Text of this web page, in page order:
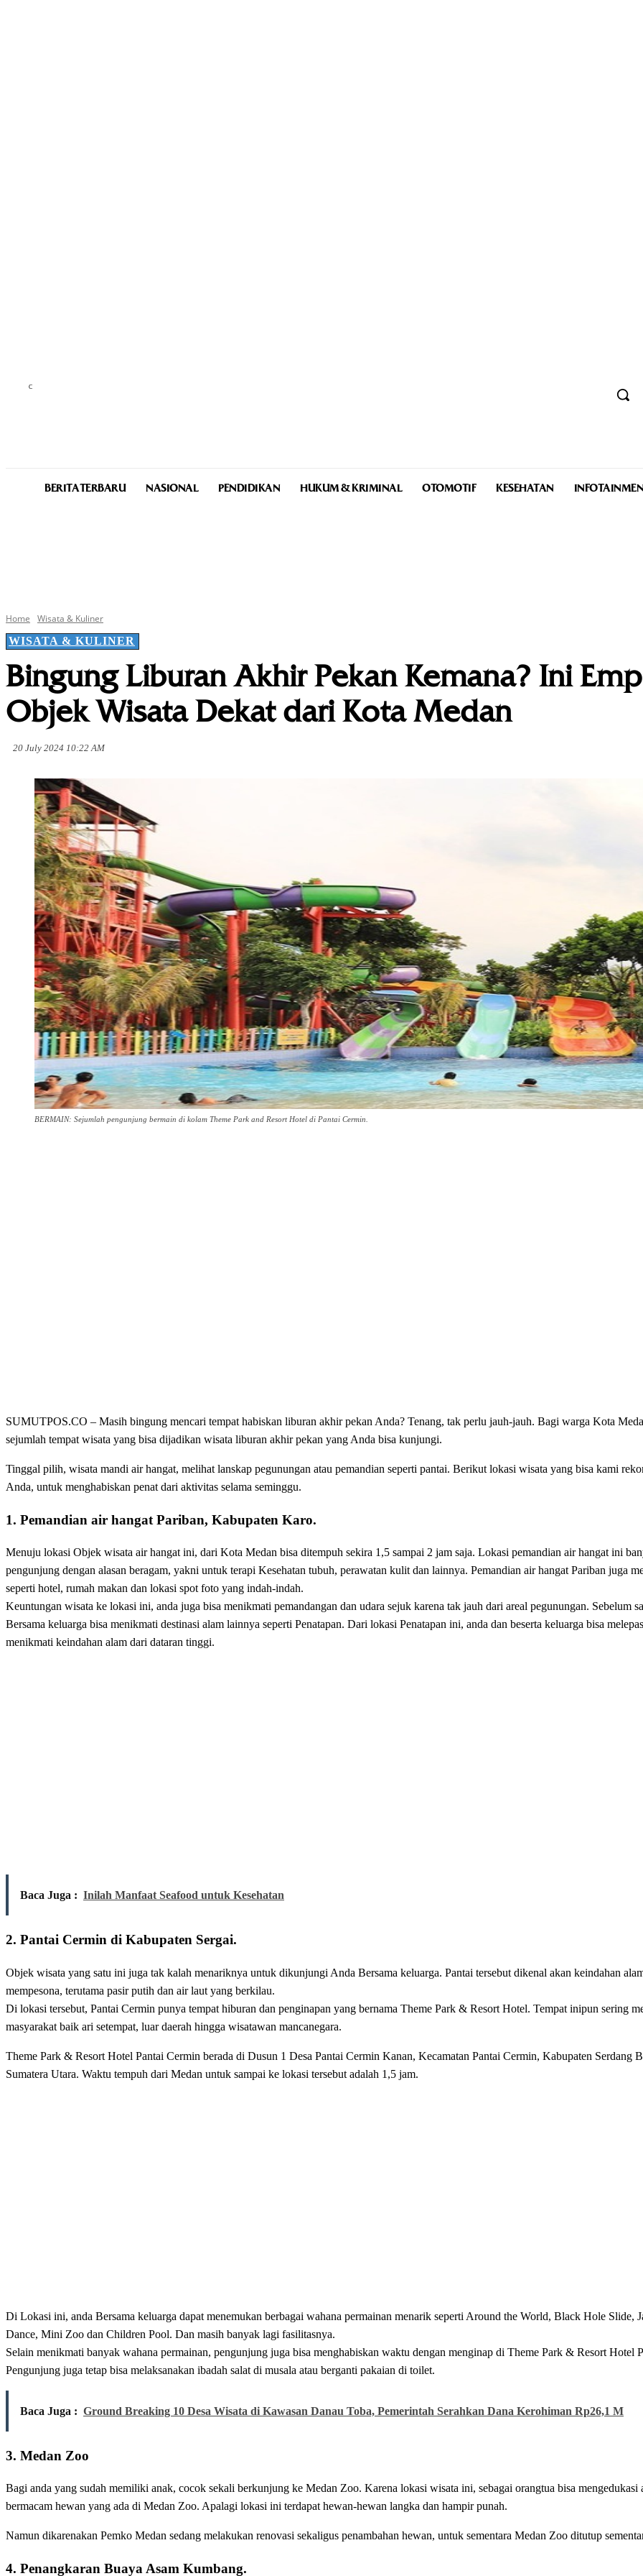
C
BERITA TERBARU NASIONAL PENDIDIKAN HUKUM & KRIMINAL OTOMOTIF KESEHATAN
Home
Wisata & Kuliner
WISATA & KULINER
Bingung Liburan Akhir Pekan Kemana? Ini
Objek Wisata Dekat dari Kota Medan
20 July 2024 10:22 AM
BERMAIN: Sejumlah pengunjung bermain di kolam Theme Park and Resort Hotel di Pantai Cermin.
SUMUTPOS.CO – Masih bingung mencari tempat habiskan liburan akhir pekan Anda? Tenang, tak perlu jauh-jauh. Bagi warga Kota
sejumlah tempat wisata yang bisa dijadikan wisata liburan akhir pekan yang Anda bisa kunjungi.
Tinggal pilih, wisata mandi air hangat, melihat lanskap pegunungan atau pemandian seperti pantai. Berikut lokasi wisata yang bisa kami
Anda, untuk menghabiskan penat dari aktivitas selama seminggu.
1. Pemandian air hangat Pariban, Kabupaten Karo.
Menuju lokasi Objek wisata air hangat ini, dari Kota Medan bisa ditempuh sekira 1,5 sampai 2 jam saja. Lokasi pemandian air hangat ini
pengunjung dengan alasan beragam, yakni untuk terapi Kesehatan tubuh, perawatan kulit dan lainnya. Pemandian air hangat Pariban juga
seperti hotel, rumah makan dan lokasi spot foto yang indah-indah.
Keuntungan wisata ke lokasi ini, anda juga bisa menikmati pemandangan dan udara sejuk karena tak jauh dari areal pegunungan. Sebelum
Bersama keluarga bisa menikmati destinasi alam lainnya seperti Penatapan. Dari lokasi Penatapan ini, anda dan beserta keluarga bisa
menikmati keindahan alam dari dataran tinggi.
Baca Juga : Inilah Manfaat Seafood untuk Kesehatan
2. Pantai Cermin di Kabupaten Sergai.
Objek wisata yang satu ini juga tak kalah menariknya untuk dikunjungi Anda Bersama keluarga. Pantai tersebut dikenal akan keindahan
mempesona, terutama pasir putih dan air laut yang berkilau.
Di lokasi tersebut, Pantai Cermin punya tempat hiburan dan penginapan yang bernama Theme Park & Resort Hotel. Tempat inipun sering
masyarakat baik ari setempat, luar daerah hingga wisatawan mancanegara.
Theme Park & Resort Hotel Pantai Cermin berada di Dusun 1 Desa Pantai Cermin Kanan, Kecamatan Pantai Cermin, Kabupaten Serdang
Sumatera Utara. Waktu tempuh dari Medan untuk sampai ke lokasi tersebut adalah 1,5 jam.
Di Lokasi ini, anda Bersama keluarga dapat menemukan berbagai wahana permainan menarik seperti Around the World, Black Hole Slide,
Dance, Mini Zoo dan Children Pool. Dan masih banyak lagi fasilitasnya.
Selain menikmati banyak wahana permainan, pengunjung juga bisa menghabiskan waktu dengan menginap di Theme Park & Resort Hotel
Pengunjung juga tetap bisa melaksanakan ibadah salat di musala atau berganti pakaian di toilet.
Baca Juga : Ground Breaking 10 Desa Wisata di Kawasan Danau Toba, Pemerintah Serahkan Dana Kerohiman Rp26,1 M
3. Medan Zoo
Bagi anda yang sudah memiliki anak, cocok sekali berkunjung ke Medan Zoo. Karena lokasi wisata ini, sebagai orangtua bisa mengedukasi
bermacam hewan yang ada di Medan Zoo. Apalagi lokasi ini terdapat hewan-hewan langka dan hampir punah.
Namun dikarenakan Pemko Medan sedang melakukan renovasi sekaligus penambahan hewan, untuk sementara Medan Zoo ditutup
4. Penangkaran Buaya Asam Kumbang.